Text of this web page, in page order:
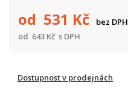
od 531 Kč
bez DPH
od 643 Kč s DPH
Dostupnost v prodejnách